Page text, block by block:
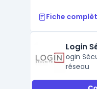
Fiche
Login
ogin
réseau